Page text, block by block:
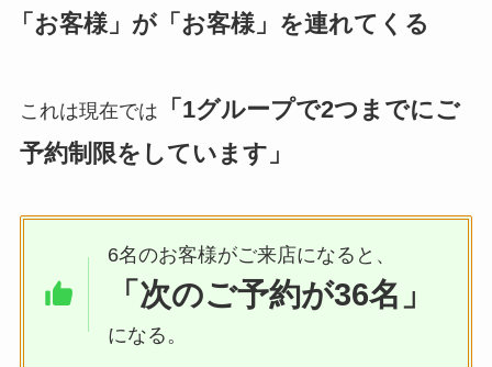
「お客様」が「お客様」を連れてくる
これは現在では
「1グループで2つまでにご
予約制限をしています」
6名のお客様がご来店になると、
「次のご予約が36名」
になる。